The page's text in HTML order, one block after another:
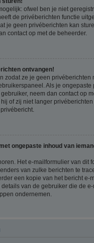
ofwel ben je niet
de privéberichten functie
je geen privéberichten kan
contact op met de beheerder.
ontvangen!
zodat ze je geen privéberichten
Als je ongepaste
neem dan contact op
of zij niet langer
ongepaste inhoud van
Het e-mailformulier van dit
van zulke berichten te
een kopie van het bericht e-
van de gebruiker die de e-
ondernemen.